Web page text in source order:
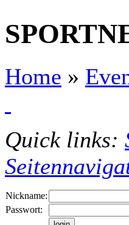
Home »
Quick links:
Nickname:
Passwort: